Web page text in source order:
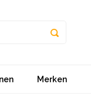
Merken